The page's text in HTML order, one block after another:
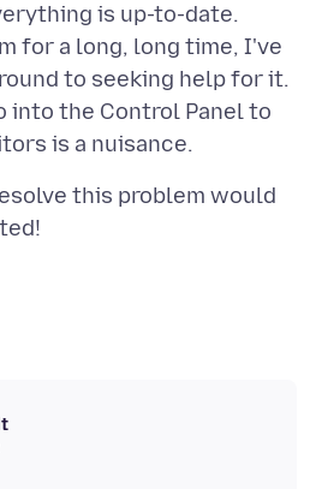
is up-to-date.
for a long, long time, I've
to seeking help for it.
into the Control Panel to
this problem would